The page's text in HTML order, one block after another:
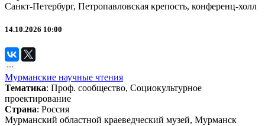
Санкт-Петербург, Петропавловская крепость, конференц-холл
14.10.2026 10:00
Мурманские научные чтения
Тематика: Проф. сообщество, Социокультурное
проектирование
Страна: Россия
Мурманский областной краеведческий музей, Мурманск